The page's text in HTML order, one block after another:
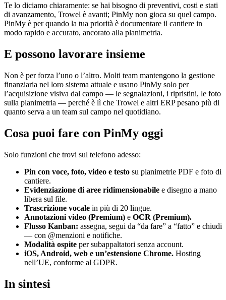
Te lo diciamo chiaramente: se hai bisogno di preventivi, costi e stati
di avanzamento, Trowel è avanti; PinMy non gioca su quel campo.
PinMy è per quando la tua priorità è documentare il cantiere in
modo rapido e accurato, ancorato alla planimetria.
E possono lavorare insieme
Non è per forza l’uno o l’altro. Molti team mantengono la gestione
finanziaria nel loro sistema attuale e usano PinMy solo per
l’acquisizione visiva dal campo — le segnalazioni, i ripristini, le foto
sulla planimetria — perché è lì che Trowel e altri ERP pesano più di
quanto serva a un team sul campo nel quotidiano.
Cosa puoi fare con PinMy oggi
Solo funzioni che trovi sul telefono adesso:
Pin con voce, foto, video e testo su planimetrie PDF e foto di
cantiere.
Evidenziazione di aree ridimensionabile e disegno a mano
libera sul file.
Trascrizione vocale in più di 20 lingue.
Annotazioni video (Premium) e OCR (Premium).
Flusso Kanban: assegna, segui da “da fare” a “fatto” e chiudi
— con @menzioni e notifiche.
Modalità ospite per subappaltatori senza account.
iOS, Android, web e un’estensione Chrome. Hosting
nell’UE, conforme al GDPR.
In sintesi